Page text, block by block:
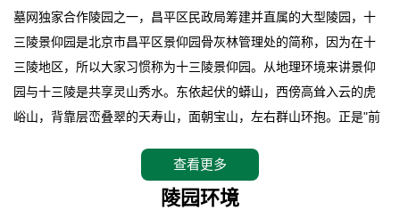
墓网独家合作陵园之一，昌平区民政局筹建并直属的大型陵园，十
三陵景仰园是北京市昌平区景仰园骨灰林管理处的简称，因为在十
三陵地区，所以大家习惯称为十三陵景仰园。从地理环境来讲景仰
园与十三陵是共享灵山秀水。东依起伏的蟒山，西傍高耸入云的虎
峪山，背靠层峦叠翠的天寿山，面朝宝山，左右群山环抱。正是"前
座陵园地处天寿山的环抱之中，四周群山若封似闭，层峦叠翠，秋
天枫叶艳红欲滴，冬天银装素裹分外妖娆！南面隔山而望的正是著
查看更多
陵园环境